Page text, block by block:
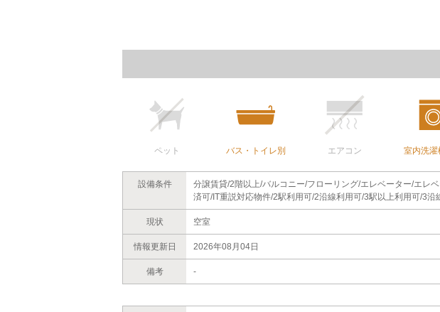
ペット バス・トイレ別 エアコン 室内洗濯
設備条件
分譲賃貸/2階以上/バルコニー/フローリング/エレベーター/エレ
済可/IT重説対応物件/2駅利用可/2沿線利用可/3駅以上利用可/3
現状 空室
情報更新日 2026年08月04日
備考 -